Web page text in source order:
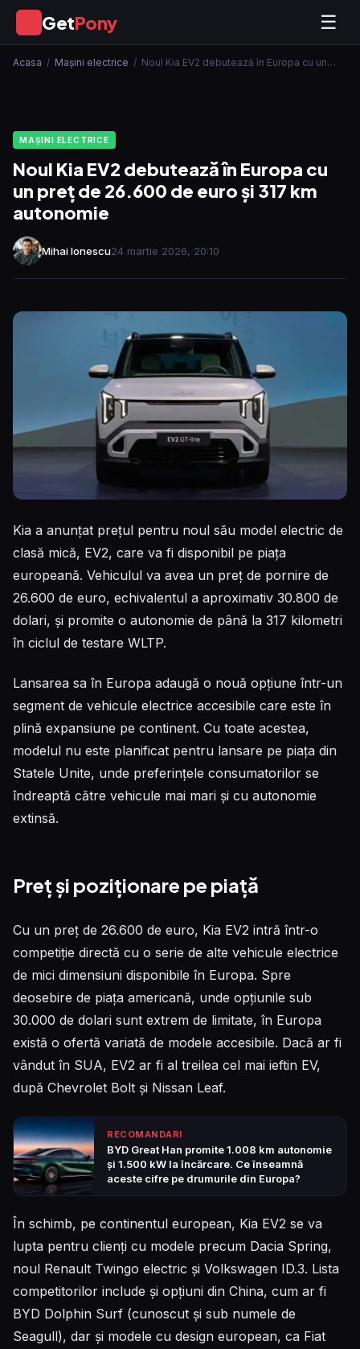
GetPony ☰
Acasa / Mașini electrice / Noul Kia EV2 debutează în Europa cu un…
MAȘINI ELECTRICE
Noul Kia EV2 debutează în Europa cu
un preț de 26.600 de euro și 317 km
autonomie
Mihai Ionescu24 martie 2026, 20:10
Kia a anunțat prețul pentru noul său model electric de
clasă mică, EV2, care va fi disponibil pe piața
europeană. Vehiculul va avea un preț de pornire de
26.600 de euro, echivalentul a aproximativ 30.800 de
dolari, și promite o autonomie de până la 317 kilometri
în ciclul de testare WLTP.
Lansarea sa în Europa adaugă o nouă opțiune într-un
segment de vehicule electrice accesibile care este în
plină expansiune pe continent. Cu toate acestea,
modelul nu este planificat pentru lansare pe piața din
Statele Unite, unde preferințele consumatorilor se
îndreaptă către vehicule mai mari și cu autonomie
extinsă.
Preț și poziționare pe piață
Cu un preț de 26.600 de euro, Kia EV2 intră într-o
competiție directă cu o serie de alte vehicule electrice
de mici dimensiuni disponibile în Europa. Spre
deosebire de piața americană, unde opțiunile sub
30.000 de dolari sunt extrem de limitate, în Europa
există o ofertă variată de modele accesibile. Dacă ar fi
vândut în SUA, EV2 ar fi al treilea cel mai ieftin EV,
după Chevrolet Bolt și Nissan Leaf.
RECOMANDARI
BYD Great Han promite 1.008 km autonomie
și 1.500 kW la încărcare. Ce înseamnă
aceste cifre pe drumurile din Europa?
În schimb, pe continentul european, Kia EV2 se va
lupta pentru clienți cu modele precum Dacia Spring,
noul Renault Twingo electric și Volkswagen ID.3. Lista
competitorilor include și opțiuni din China, cum ar fi
BYD Dolphin Surf (cunoscut și sub numele de
Seagull), dar și modele cu design european, ca Fiat